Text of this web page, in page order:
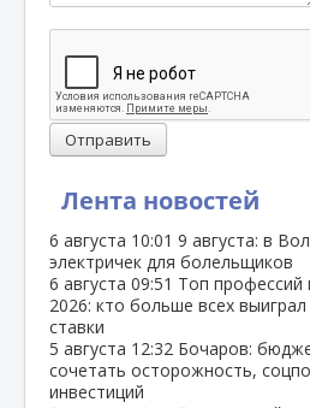
Лента новостей
6 августа 10:01 9 августа: в
электричек для болельщиков
6 августа 09:51 Топ профессий
2026: кто больше всех
ставки
5 августа 12:32 Бочаров:
сочетать осторожность,
инвестиций
Отправить